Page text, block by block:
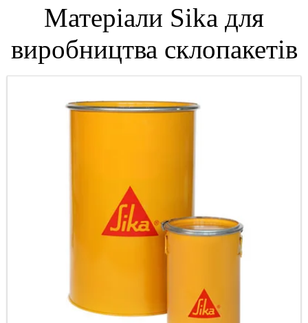
Матеріали Sika для
виробництва склопакетів